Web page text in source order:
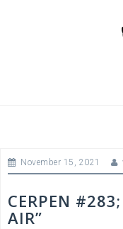
November 15, 2021
CERPEN
AIR”